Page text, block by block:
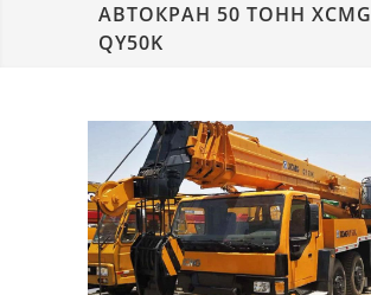
АВТОКРАН 50 ТОНН XCMG
QY50K